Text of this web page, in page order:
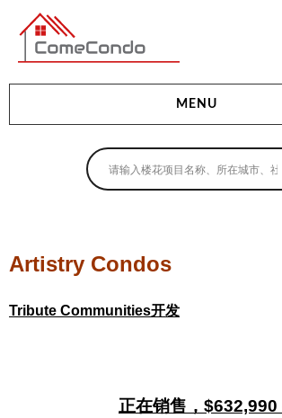
多伦多最新最全的楼花搜索引擎
MENU
地产相关
卖房指南
贷款指南
Artistry Condos
Tribute Communities开发
正在销售，